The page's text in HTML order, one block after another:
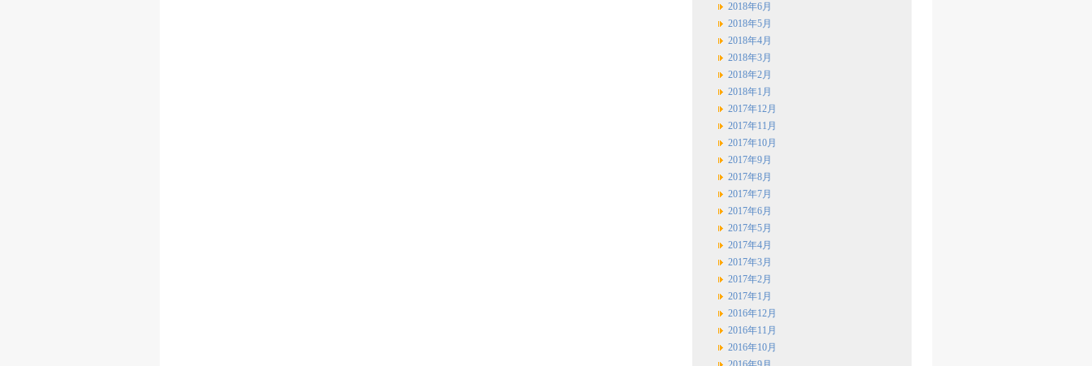
2018年6月
2018年5月
2018年4月
2018年3月
2018年2月
2018年1月
2017年12月
2017年11月
2017年10月
2017年9月
2017年8月
2017年7月
2017年6月
2017年5月
2017年4月
2017年3月
2017年2月
2017年1月
2016年12月
2016年11月
2016年10月